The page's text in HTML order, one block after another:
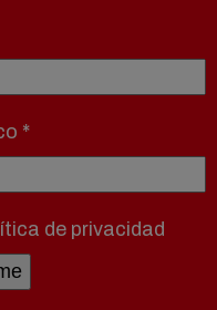
*
de privacidad